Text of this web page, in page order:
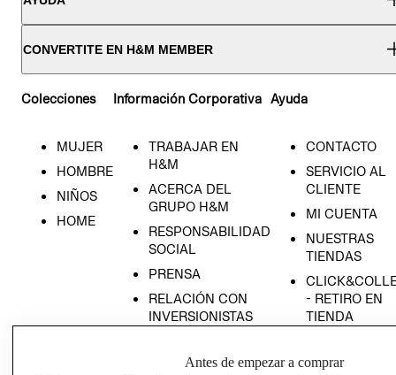
CONVERTITE EN H&M MEMBER
Colecciones
MUJER
HOMBRE
NIÑOS
HOME
Información Corporativa
TRABAJAR EN
H&M
ACERCA DEL
GRUPO H&M
RESPONSABILIDAD
SOCIAL
PRENSA
RELACIÓN CON
INVERSIONISTAS
EMPRESARIAL
Ayuda
CONTACTO
SERVICIO AL
CLIENTE
MI CUENTA
NUESTRAS
TIENDAS
- RETIRO EN
TIENDA
CONDICIONES
Antes de empezar a comprar